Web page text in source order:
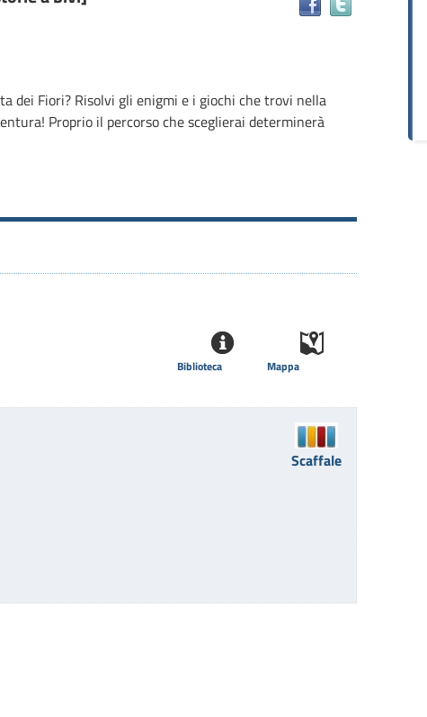
dei Fiori? Risolvi gli enigmi e i giochi che trovi nella
Proprio il percorso che sceglierai determinerà
Mappa
Biblioteca
Scaffale